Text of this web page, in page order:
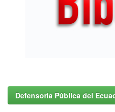
Defensoría Pública del